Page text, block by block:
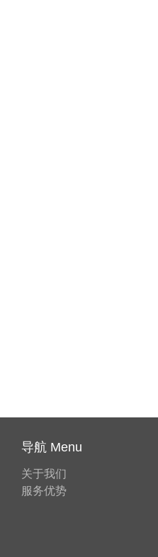
导航 Menu
关于我们
服务优势